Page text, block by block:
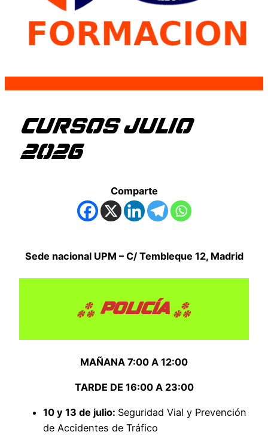
CURSOS JULIO
2026
Comparte
Sede nacional UPM – C/ Tembleque 12, Madrid
*** POLICÍA ***
MAÑANA 7:00 A 12:00
TARDE DE 16:00 A 23:00
10 y 13 de julio: Seguridad Vial y Prevención
de Accidentes de Tráfico